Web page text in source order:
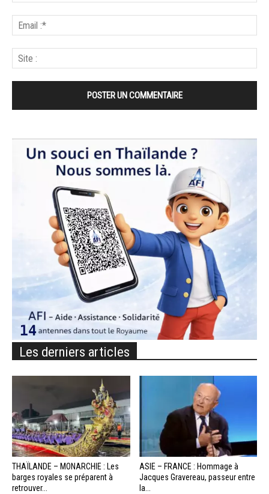
Les derniers articles
THAÏLANDE – MONARCHIE : Les
barges royales se préparent à
retrouver...
ASIE – FRANCE : Hommage à
Jacques Gravereau, passeur entre
la...